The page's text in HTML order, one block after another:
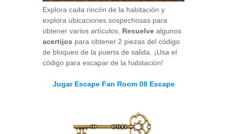
Explora cada rincón de la habitación y
explora ubicaciones sospechosas para
obtener varios artículos. Resuelve algunos
acertijos para obtener 2 piezas del código
de bloqueo de la puerta de salida. ¡Usa el
código para escapar de la habitación!
Jugar Escape Fan Room 08 Escape